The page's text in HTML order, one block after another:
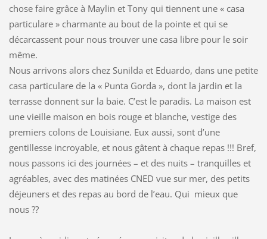
chose faire grâce à Maylin et Tony qui tiennent une « casa
particulare » charmante au bout de la pointe et qui se
décarcassent pour nous trouver une casa libre pour le soir
même.
Nous arrivons alors chez Sunilda et Eduardo, dans une petite
casa particulare de la « Punta Gorda », dont la jardin et la
terrasse donnent sur la baie. C’est le paradis. La maison est
une vieille maison en bois rouge et blanche, vestige des
premiers colons de Louisiane. Eux aussi, sont d’une
gentillesse incroyable, et nous gâtent à chaque repas !!! Bref,
nous passons ici des journées – et des nuits – tranquilles et
agréables, avec des matinées CNED vue sur mer, des petits
déjeuners et des repas au bord de l’eau. Qui mieux que
nous ??